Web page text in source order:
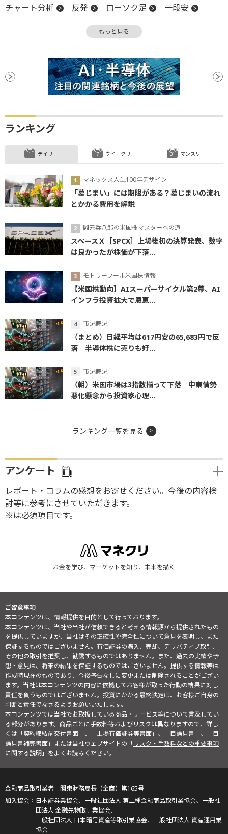
チャート分析
反発 ローソク足
一段安
日銀 ビットコイン
もっと見る
ランキング
デイリー
マネックス人生100年デザイン
「墓じまい」には期限がある？墓じまいの流れ
とかかる費用を解説
岡元兵八郎の米国株マスターへの道
スペースＸ［SPCX］上場後初の決算発表、数字
は良かったが株価が下落...
モトリーフール米国株情報
【米国株動向】AIスーパーサイクル第2幕、AI
インフラ投資拡大で恩恵...
市況概況
（まとめ）日経平均は617円安の65,683円で反
落 半導体株に売りも好...
市況概況
（朝）米国市場は3指数揃って下落 中東情勢
悪化懸念から投資家心理...
ウイークリー マンスリー
ランキング一覧を見る
アンケート
レポート・コラムの感想をお寄せください。今後の内容検
討等に参考にさせていただきます。
※は必須項目です。
お金を学び、マーケットを知り、未来を描く
ご留意事項
本コンテンツは、情報提供を目的として行っております。
本コンテンツは、当社や当社が信頼できると考える情報源から提供されたもの
を提供していますが、当社はその正確性や完全性について意見を表明し、また
保証するものではございません。有価証券の購入、売却、デリバティブ取引、
その他の取引を推奨し、勧誘するものではありません。また、過去の実績や予
想・意見は、将来の結果を保証するものではございません。提供する情報等は
作成時現在のものであり、今後予告なしに変更または削除されることがござい
ます。当社は本コンテンツの内容に依拠してお客様が取った行動の結果に対し
責任を負うものではございません。投資にかかる最終決定は、お客様ご自身の
判断と責任でなさるようお願いいたします。
本コンテンツでは当社でお取扱している商品・サービス等について言及してい
る部分があります。商品ごとに手数料等およびリスクは異なりますので、詳し
くは「契約締結前交付書面」、「上場有価証券等書面」、「目論見書」、「目
論見書補完書面」または当社ウェブサイトの「リスク・手数料などの重要事項
に関する説明」をよくお読みください。
金融商品取引業者 関東財務局長（金商）第165号
日本証券業協会、一般社団法人 第二種金融商品取引業協会、一般社
団法人 金融先物取引業協会、
一般社団法人 日本暗号資産等取引業協会、一般社団法人 資産運用業
協会